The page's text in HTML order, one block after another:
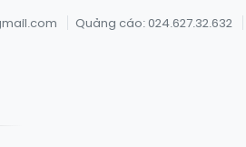
Quảng cáo: 024.627.32.632